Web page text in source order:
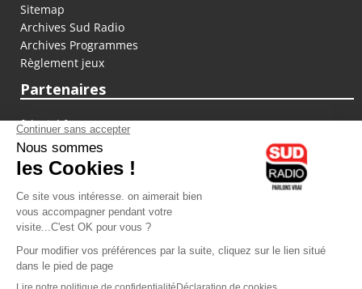
Sitemap
Archives Sud Radio
Archives Programmes
Règlement jeux
Partenaires
fiducial.fr
lyoncapitale.fr
olympique-et-lyonnais.com
L'application Iphone / Android
Téléchargez l'application
Les cookies